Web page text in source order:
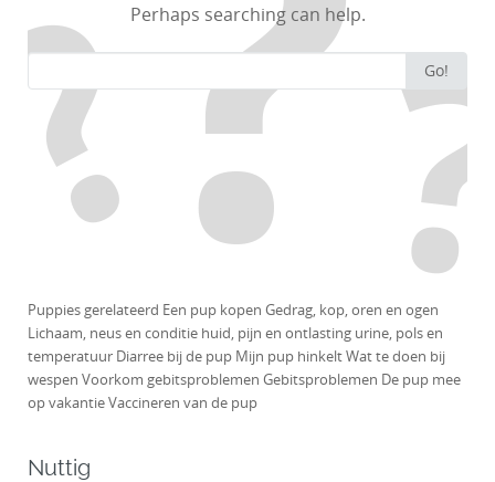
Perhaps searching can help.
Go!
Puppies gerelateerd Een pup kopen Gedrag, kop, oren en ogen
Lichaam, neus en conditie huid, pijn en ontlasting urine, pols en
temperatuur Diarree bij de pup Mijn pup hinkelt Wat te doen bij
wespen Voorkom gebitsproblemen Gebitsproblemen De pup mee
op vakantie Vaccineren van de pup
Nuttig